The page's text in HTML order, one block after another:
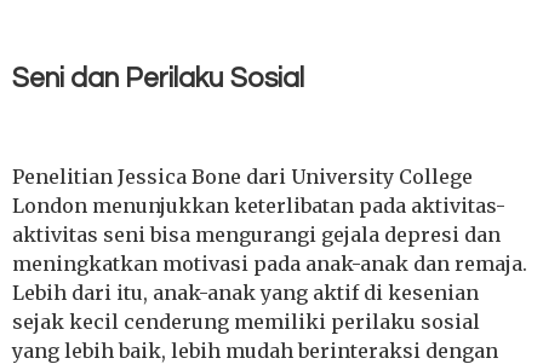
Seni dan Perilaku Sosial
Penelitian Jessica Bone dari University College
London menunjukkan keterlibatan pada aktivitas-
aktivitas seni bisa mengurangi gejala depresi dan
meningkatkan motivasi pada anak-anak dan remaja.
Lebih dari itu, anak-anak yang aktif di kesenian
sejak kecil cenderung memiliki perilaku sosial
yang lebih baik, lebih mudah berinteraksi dengan